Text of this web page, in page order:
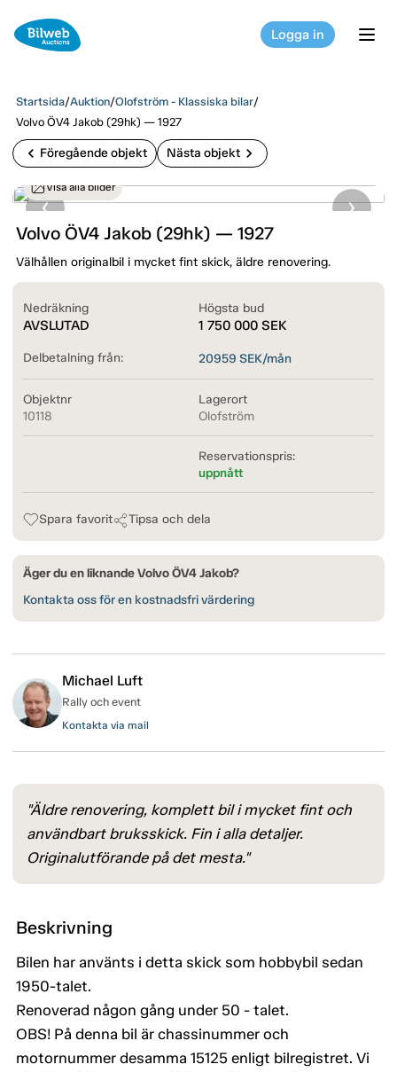
Logga in
Startsida/Auktion/Olofström - Klassiska bilar/
Volvo ÖV4 Jakob (29hk) — 1927
chevron_left Föregående objekt Nästa objekt chevron_right
Visa alla bilder
Volvo ÖV4 Jakob (29hk) — 1927
Välhållen originalbil i mycket fint skick, äldre renovering.
Nedräkning
AVSLUTAD
Högsta bud
1 750 000 SEK
Delbetalning från: 20959 SEK/mån
Objektnr
10118
Lagerort
Olofström
Reservationspris:
uppnått
Spara favorit Tipsa och dela
Äger du en liknande Volvo ÖV4 Jakob?
Kontakta oss för en kostnadsfri värdering
Michael Luft
Rally och event
Kontakta via mail
"Äldre renovering, komplett bil i mycket fint och
användbart bruksskick. Fin i alla detaljer.
Originalutförande på det mesta."
Beskrivning
Bilen har använts i detta skick som hobbybil sedan
1950-talet.
Renoverad någon gång under 50 - talet.
OBS! På denna bil är chassinummer och
motornummer desamma 15125 enligt bilregistret. Vi